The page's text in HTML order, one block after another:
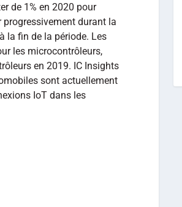
de 1% en 2020 pour
durant la
la fin de la période. Les
les microcontrôleurs,
en 2019. IC Insights
sont actuellement
IoT dans les